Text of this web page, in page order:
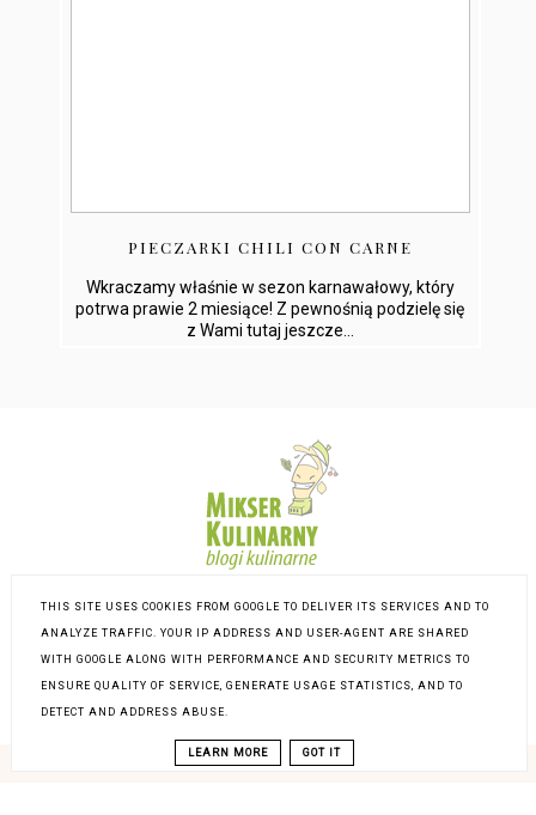
PIECZARKI CHILI CON CARNE
Wkraczamy właśnie w sezon karnawałowy, który
potrwa prawie 2 miesiące! Z pewnośnią podzielę się
z Wami tutaj jeszcze...
THIS SITE USES COOKIES FROM GOOGLE TO DELIVER ITS SERVICES AND TO
ANALYZE TRAFFIC. YOUR IP ADDRESS AND USER-AGENT ARE SHARED
WITH GOOGLE ALONG WITH PERFORMANCE AND SECURITY METRICS TO
ENSURE QUALITY OF SERVICE, GENERATE USAGE STATISTICS, AND TO
DETECT AND ADDRESS ABUSE.
LEARN MORE GOT IT